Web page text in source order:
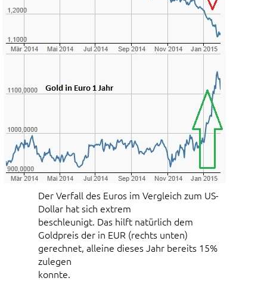
Der Verfall des Euros im Vergleich zum US-
Dollar hat sich extrem
beschleunigt. Das hilft natürlich dem
Goldpreis der in EUR (rechts unten)
gerechnet, alleine dieses Jahr bereits 15%
zulegen
konnte.